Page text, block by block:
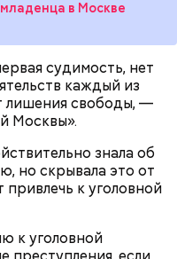
в Москве
судимость, нет
каждый из
лишения свободы, —
Москвы».
знала об
но скрывала это от
привлечь к уголовной
к уголовной
друг детства
того же года,
в машине,
морсом с
Константин умер в
отца
что оппонент
друга.
писал в своем
2023 года Мутаев
пришел на нее
оппонента.
информацию на